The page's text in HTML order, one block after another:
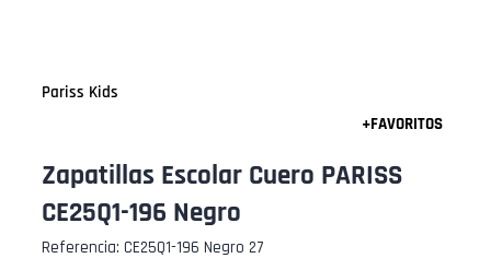
Pariss Kids
Zapatillas Escolar Cuero PARISS
CE25Q1-196 Negro
Referencia: CE25Q1-196 Negro 27